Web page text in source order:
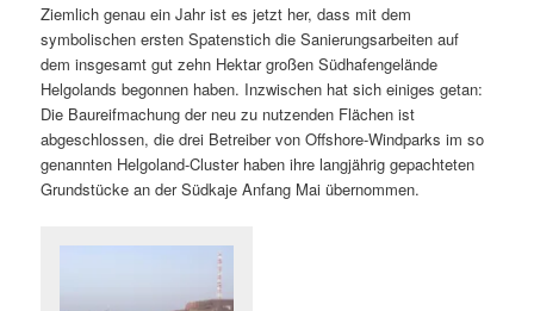
Ziemlich genau ein Jahr ist es jetzt her, dass mit dem
symbolischen ersten Spatenstich die Sanierungsarbeiten auf
dem insgesamt gut zehn Hektar großen Südhafengelände
Helgolands begonnen haben. Inzwischen hat sich einiges getan:
Die Baureifmachung der neu zu nutzenden Flächen ist
abgeschlossen, die drei Betreiber von Offshore-Windparks im so
genannten Helgoland-Cluster haben ihre langjährig gepachteten
Grundstücke an der Südkaje Anfang Mai übernommen.